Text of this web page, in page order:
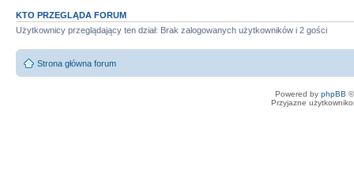
KTO PRZEGLĄDA FORUM
Użytkownicy przeglądający ten dział: Brak zalogowanych użytkowników i 2 gości
Strona główna forum
Powered by phpBB
Przyjazne